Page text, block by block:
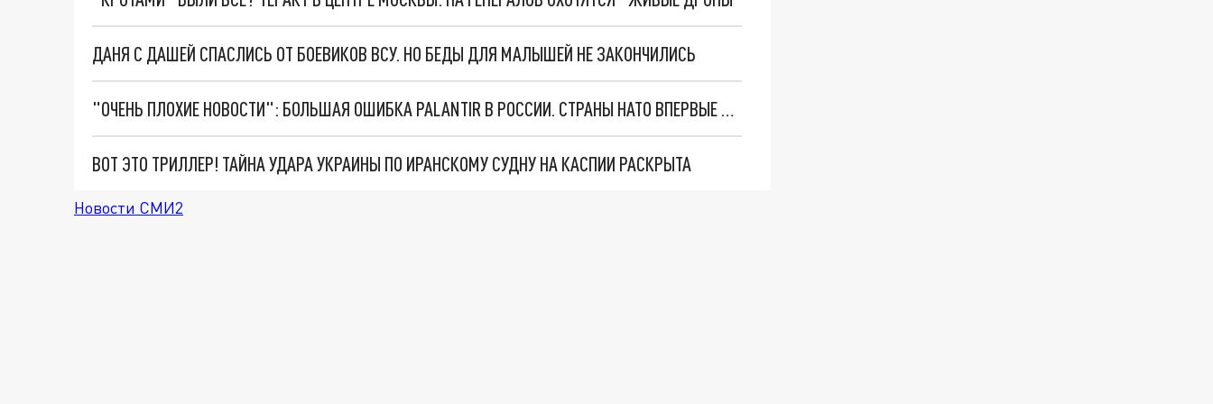
ДАНЯ С ДАШЕЙ СПАСЛИСЬ ОТ БОЕВИКОВ ВСУ. НО БЕДЫ ДЛЯ МАЛЫШЕЙ НЕ ЗАКОНЧИЛИСЬ
"ОЧЕНЬ ПЛОХИЕ НОВОСТИ": БОЛЬШАЯ ОШИБКА PALANTIR В РОССИИ. СТРАНЫ НАТО ВПЕРВЫЕ ЗА СВО ОСТАНОВИЛИ ПОСТАВКИ ОРУЖИЯ. ВСУ ТЕРЯЮТ ПРИГРАНИЧЬЕ?
ВОТ ЭТО ТРИЛЛЕР! ТАЙНА УДАРА УКРАИНЫ ПО ИРАНСКОМУ СУДНУ НА КАСПИИ РАСКРЫТА
Новости СМИ2